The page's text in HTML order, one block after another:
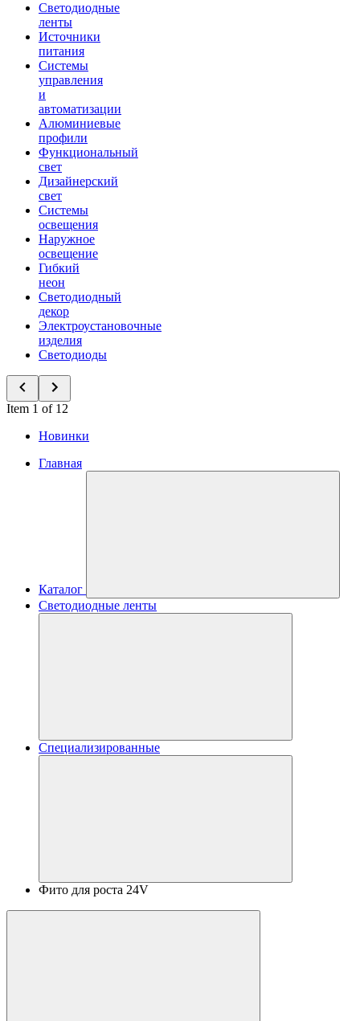
Светодиодные
ленты
Источники
питания
Системы
управления
и
автоматизации
Алюминиевые
профили
Функциональный
свет
Дизайнерский
свет
Системы
освещения
Наружное
освещение
Гибкий
неон
Светодиодный
декор
Электроустановочные
изделия
Светодиоды
Item 1 of 12
Новинки
Главная
Каталог
Светодиодные ленты
Специализированные
Фито для роста 24V